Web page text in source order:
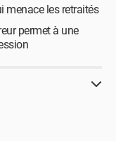
menace les retraités
permet à une